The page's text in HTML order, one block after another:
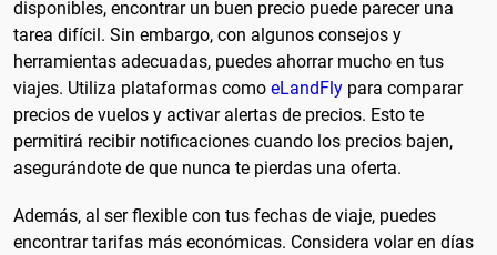
disponibles, encontrar un buen precio puede parecer una
tarea difícil. Sin embargo, con algunos consejos y
herramientas adecuadas, puedes ahorrar mucho en tus
viajes. Utiliza plataformas como eLandFly para comparar
precios de vuelos y activar alertas de precios. Esto te
permitirá recibir notificaciones cuando los precios bajen,
asegurándote de que nunca te pierdas una oferta.
Además, al ser flexible con tus fechas de viaje, puedes
encontrar tarifas más económicas. Considera volar en días